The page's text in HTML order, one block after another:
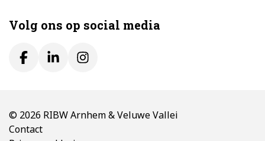
Volg ons op social media
© 2026 RIBW Arnhem & Veluwe Vallei
Contact